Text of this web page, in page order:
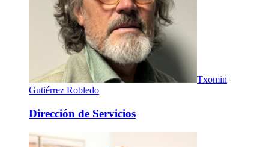
Txomin
Gutiérrez Robledo
Dirección de Servicios